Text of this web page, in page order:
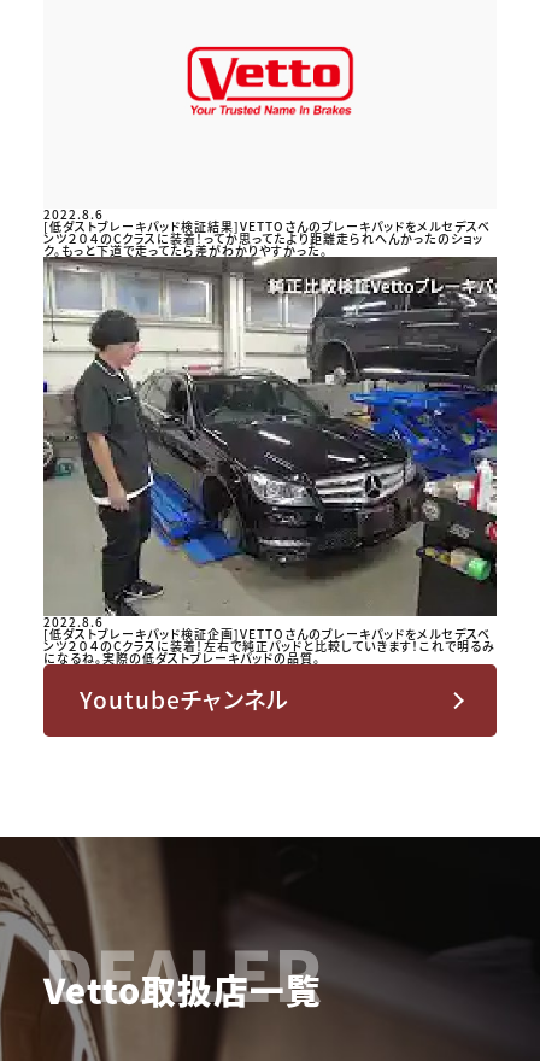
2022.8.6
[低ダストブレーキパッド検証結果]VETTOさんのブレーキパッドをメルセデスベ
ンツ２０４のCクラスに装着！ってか思ってたより距離走られへんかったのショッ
ク。もっと下道で走ってたら差がわかりやすかった。
2022.8.6
[低ダストブレーキパッド検証企画]VETTOさんのブレーキパッドをメルセデスベ
ンツ２０４のCクラスに装着！左右で純正パッドと比較していきます！これで明るみ
になるね。実際の低ダストブレーキパッドの品質。
Youtubeチャンネル
DEALER
Vetto取扱店一覧